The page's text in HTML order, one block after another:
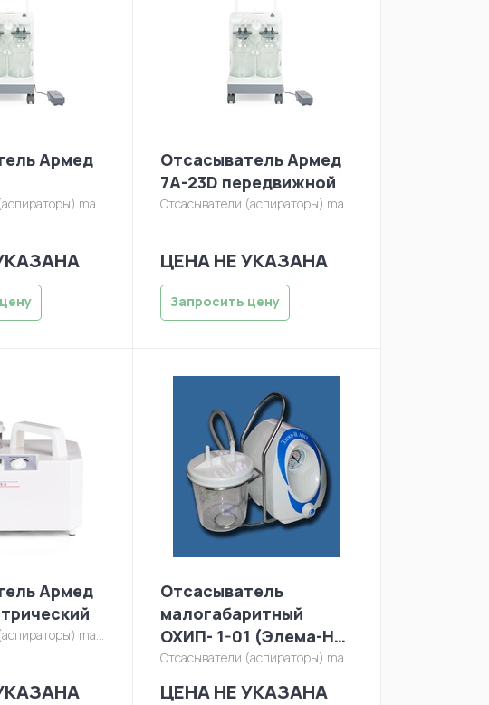
Армед
manager/otsasyvatel/7a-23d-1.jpg
Отсасыватель Армед
7А-23D передвижной
Отсасыватели (аспираторы) manager/otsasyvatel/7a-23d-1.jpg
ЦЕНА НЕ УКАЗАНА
Запросить цену
Армед
manager/otsasyvatel/7e-b-1.jpg
Отсасыватель
малогабаритный
ОХИП- 1-01 (Элема-Н
АМ3)
Отсасыватели (аспираторы) manager/otsasyvatel/am3.jpg
ЦЕНА НЕ УКАЗАНА